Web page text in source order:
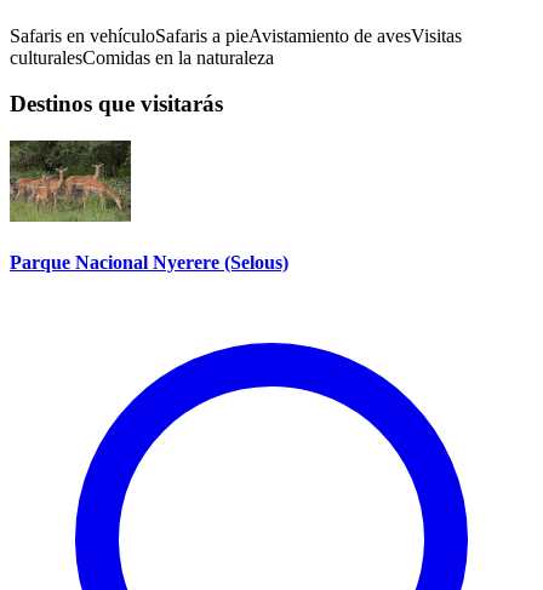
Safaris en vehículoSafaris a pieAvistamiento de avesVisitas
culturalesComidas en la naturaleza
Destinos que visitarás
Parque Nacional Nyerere (Selous)